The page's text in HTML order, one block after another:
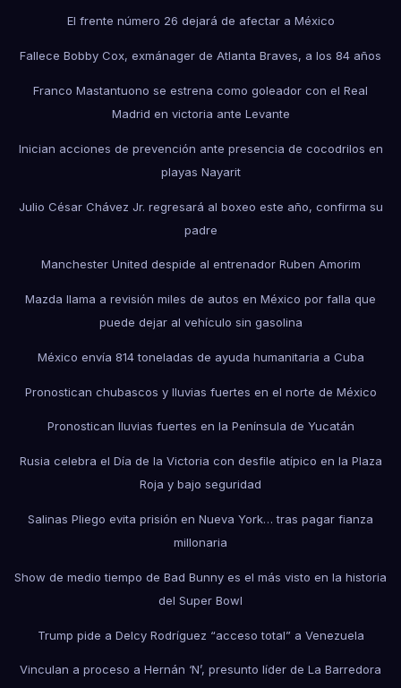
El frente número 26 dejará de afectar a México
Fallece Bobby Cox, exmánager de Atlanta Braves, a los 84 años
Franco Mastantuono se estrena como goleador con el Real
Madrid en victoria ante Levante
Inician acciones de prevención ante presencia de cocodrilos en
playas Nayarit
Julio César Chávez Jr. regresará al boxeo este año, confirma su
padre
Manchester United despide al entrenador Ruben Amorim
Mazda llama a revisión miles de autos en México por falla que
puede dejar al vehículo sin gasolina
México envía 814 toneladas de ayuda humanitaria a Cuba
Pronostican chubascos y lluvias fuertes en el norte de México
Pronostican lluvias fuertes en la Península de Yucatán
Rusia celebra el Día de la Victoria con desfile atípico en la Plaza
Roja y bajo seguridad
Salinas Pliego evita prisión en Nueva York… tras pagar fianza
millonaria
Show de medio tiempo de Bad Bunny es el más visto en la historia
del Super Bowl
Trump pide a Delcy Rodríguez “acceso total” a Venezuela
Vinculan a proceso a Hernán ‘N’, presunto líder de La Barredora